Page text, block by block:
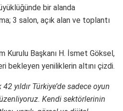
bir alanda
3 salon, açık alan ve toplantı
Kurulu Başkanı H. İsmet Göksel,
bekleyen yeniliklerin altını çizdi.
yıldır Türkiye’de sadece oyun
Kendi sektörlerinin